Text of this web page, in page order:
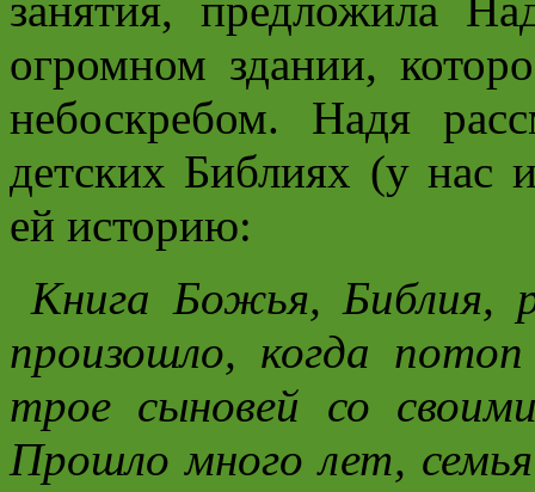
огромном здании,
небоскребом. Надя
детских Библиях (у нас
ей историю:
Книга Божья, Библия,
произошло, когда
трое сыновей со
Прошло много лет,